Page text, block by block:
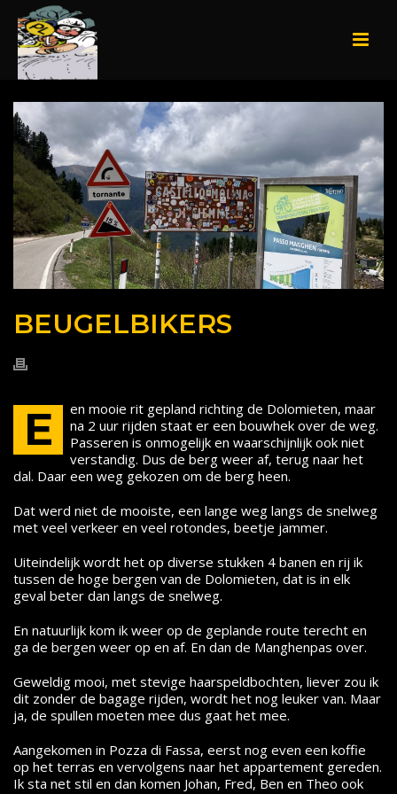
BEUGELBIKERS
E
en mooie rit gepland richting de Dolomieten, maar
na 2 uur rijden staat er een bouwhek over de weg.
Passeren is onmogelijk en waarschijnlijk ook niet
verstandig. Dus de berg weer af, terug naar het
dal. Daar een weg gekozen om de berg heen.
Dat werd niet de mooiste, een lange weg langs de snelweg
met veel verkeer en veel rotondes, beetje jammer.
Uiteindelijk wordt het op diverse stukken 4 banen en rij ik
tussen de hoge bergen van de Dolomieten, dat is in elk
geval beter dan langs de snelweg.
En natuurlijk kom ik weer op de geplande route terecht en
ga de bergen weer op en af. En dan de Manghenpas over.
Geweldig mooi, met stevige haarspeldbochten, liever zou ik
dit zonder de bagage rijden, wordt het nog leuker van. Maar
ja, de spullen moeten mee dus gaat het mee.
Aangekomen in Pozza di Fassa, eerst nog even een koffie
op het terras en vervolgens naar het appartement gereden.
Ik sta net stil en dan komen Johan, Fred, Ben en Theo ook